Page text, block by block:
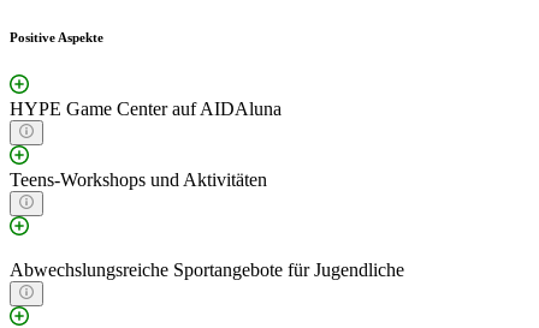
Positive Aspekte
HYPE Game Center auf AIDAluna
Teens-Workshops und Aktivitäten
Abwechslungsreiche Sportangebote für Jugendliche